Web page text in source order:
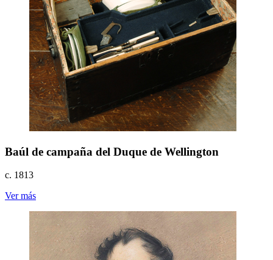
Baúl de campaña del Duque de Wellington
c. 1813
Ver más